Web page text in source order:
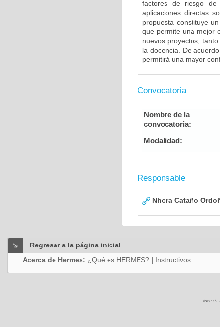
factores de riesgo de
aplicaciones directas
propuesta constituye
que permite una mejor
nuevos proyectos,
la docencia. De
permitirá una mayor
Convocatoria
Nombre de la
convocatoria:
Modalidad:
Responsable
Nhora Cataño
Regresar a la página inicial
Acerca de Hermes: ¿Qué es HERMES? | Instructivos